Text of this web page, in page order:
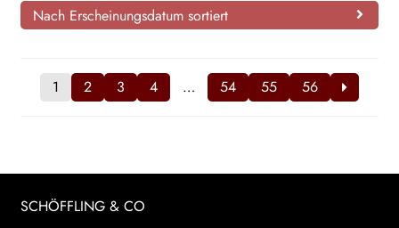
Nach Erscheinungsdatum sortiert
1 2 3 4 … 54 55 56
SCHÖFFLING & CO